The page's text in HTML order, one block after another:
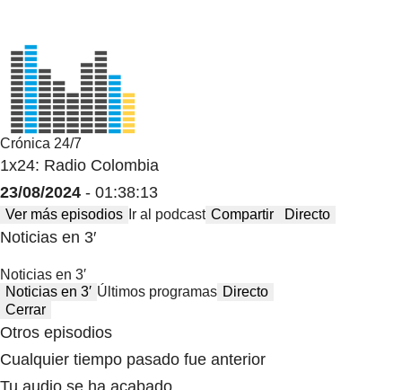
Crónica 24/7
1x24: Radio Colombia
23/08/2024 - 01:38:13
Ver más episodios Ir al podcast Compartir Directo
Noticias en 3′
Noticias en 3′
Noticias en 3′ Últimos programas Directo
Cerrar
Otros episodios
Cualquier tiempo pasado fue anterior